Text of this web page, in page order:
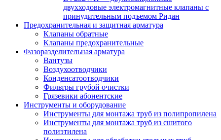
двухходовые электромагнитные клапаны с
принудительным подъемом Ридан
Предохранительная и защитная арматура
Клапаны обратные
Клапаны предохранительные
Фазоразделительная арматура
Вантузы
Воздухоотводчики
Конденсатоотводчики
Фильтры грубой очистки
Грязевики абонентские
Инструменты и оборудование
Инструменты для монтажа труб из полипропилена
Инструменты для монтажа труб из сшитого
полиэтилена